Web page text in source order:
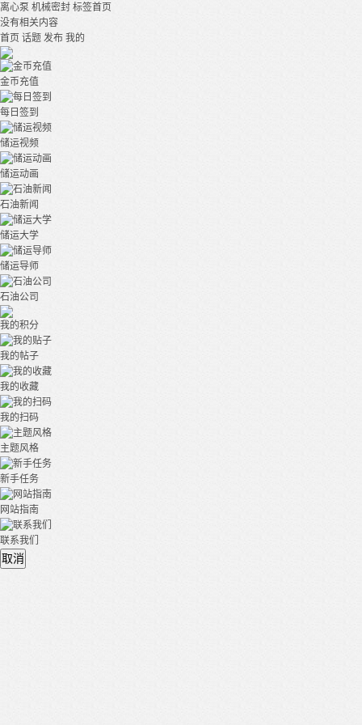
离心泵 机械密封 标签首页
没有相关内容
首页 话题 发布 我的
金币充值
每日签到
储运视频
储运动画
石油新闻
储运大学
储运导师
石油公司
我的积分
我的帖子
我的收藏
我的扫码
主题风格
新手任务
网站指南
联系我们
取消